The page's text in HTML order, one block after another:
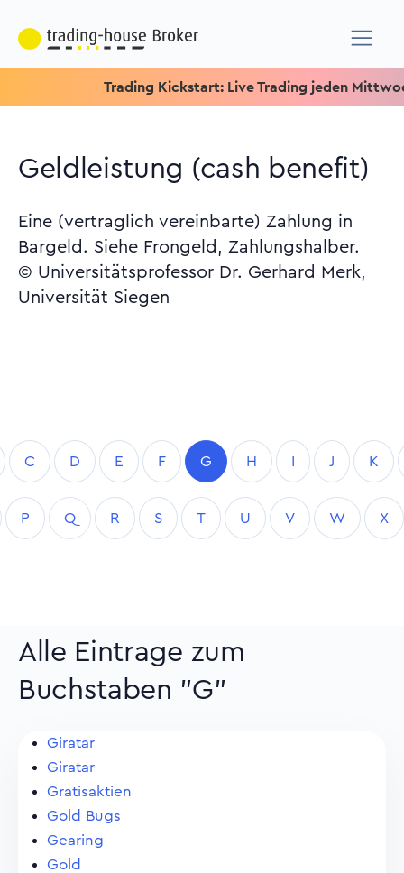
Trading Kickstart: Live Trading jeden Mittwoch
Geldleistung (cash benefit)
Eine (vertraglich vereinbarte) Zahlung in
Bargeld. Siehe Frongeld, Zahlungshalber.
© Universitätsprofessor Dr. Gerhard Merk,
Universität Siegen
C D E F G H I J K
P Q R S T U V W X
Alle Eintrage zum
Buchstaben "G"
Giratar
Giratar
Gratisaktien
Gold Bugs
Gearing
Gold